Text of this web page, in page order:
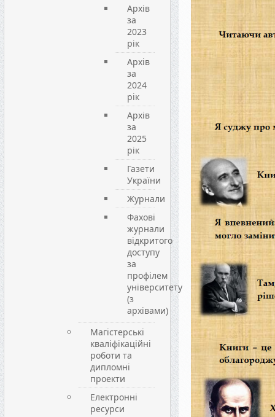
Архів
за
2023
рік
Архів
за
2024
рік
Архів
за
2025
рік
Газети
України
Журнали
Фахові
журнали
відкритого
доступу
за
профілем
університету
(з
архівами)
Магістерські
кваліфікаційні
роботи та
дипломні
проекти
Електронні
ресурси